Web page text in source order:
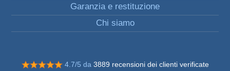
Garanzia e restituzione
Chi siamo
4.7/5 da 3889 recensioni dei clienti verificate